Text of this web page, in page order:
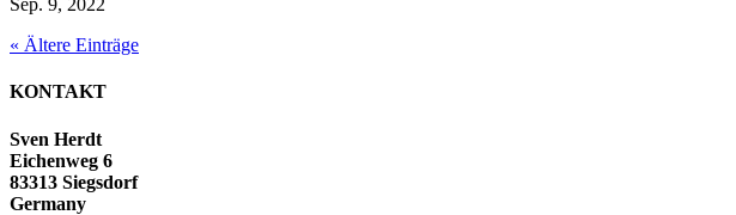
Sep. 9, 2022
« Ältere Einträge
KONTAKT
Sven Herdt
Eichenweg 6
83313 Siegsdorf
Germany